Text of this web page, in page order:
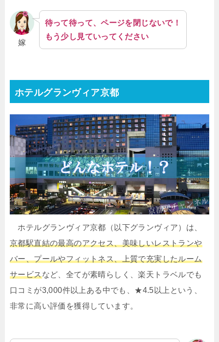
嫁
待って待って、ページを閉じないで！
もう少し見ていってください
ホテルグランヴィア京都
ホテルグランヴィア京都（以下グランヴィア）は、
京都駅直結の最高のアクセス、美味しいレストランや
バー、プールやフィットネス、上質で充実したルーム
サービスなど、全てが素晴らしく、楽天トラベルでも
口コミが3,000件以上ある中でも、★4.5以上という、
非常に高い評価を獲得しています。